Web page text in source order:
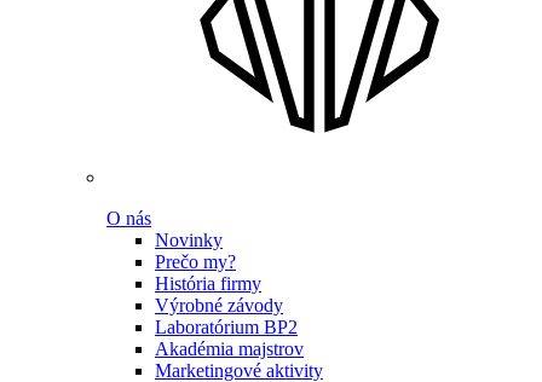
O nás
Novinky
Prečo my?
História firmy
Výrobné závody
Laboratórium BP2
Akadémia majstrov
Marketingové aktivity